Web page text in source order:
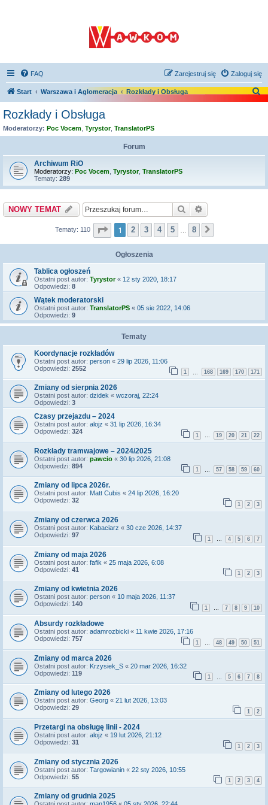
FAQ Zaloguj się
Zarejestruj się
Start Warszawa i Aglomeracja Rozkłady i Obsługa
Rozkłady i Obsługa
Moderatorzy: Poc Vocem Tyrystor, TranslatorPS
Forum
Archiwum RiO
Moderatorzy: Poc Vocem Tyrystor, TranslatorPS
Tematy: 289
NOWY TEMAT Szukaj
Tematy: 110 Strona1 z8
1 2 3 4 5 8
Ogłoszenia
Tablica ogłoszeń
Ostatni post autor: Tyrystor« 12 sty 2020, 18:17
Odpowiedzi: 8
Wątek moderatorski
Ostatni post autor: TranslatorPS « 05 sie 2022, 14:06
Odpowiedzi: 9
Tematy
Koordynacje rozkładów
Ostatni post autor: person « 29 lip 2026, 11:06
Odpowiedzi: 2552
1 168 169 170 171
Zmiany od sierpnia 2026
Ostatni post autor: dzidek « wczoraj, 22:24
Odpowiedzi: 3
Czasy przejazdu – 2024
Ostatni post autor: alojz « 31 lip 2026, 16:34
Odpowiedzi: 324
1 … 19 20 21 22
Rozkłady tramwajowe – 2024/2025
Ostatni post autor: pawcio « 30 lip 2026, 21:08
Odpowiedzi: 894
1 57 58 59 60
Zmiany od lipca 2026r.
Ostatni post autor: Matt Cubis « 24 lip 2026, 16:20
Odpowiedzi: 32
1 2 3
Zmiany od czerwca 2026
Ostatni post autor: Kabaciarz « 30 cze 2026, 14:37
Odpowiedzi: 97
1 … 4 5 6 7
Zmiany od maja 2026
Ostatni post autor: fafik « 25 maja 2026, 6:08
Odpowiedzi: 41
1 2 3
Zmiany od kwietnia 2026
Ostatni post autor: person « 10 maja 2026, 11:37
Odpowiedzi: 140
1 … 7 8 9 10
Absurdy rozkładowe
Ostatni post autor: adamrozbicki « 11 kwie 2026, 17:16
Odpowiedzi: 757
1 … 48 49 50 51
Zmiany od marca 2026
Ostatni post autor: Krzysiek_S « 20 mar 2026, 16:32
Odpowiedzi: 119
1 5 6 7 8
Zmiany od lutego 2026
Ostatni post autor: Georg « 21 lut 2026, 13:03
Odpowiedzi: 29
1 2
Przetargi na obsługę linii - 2024
Ostatni post autor: alojz « 19 lut 2026, 21:12
Odpowiedzi: 31
1 2 3
Zmiany od stycznia 2026
Ostatni post autor: Targowianin « 22 sty 2026, 10:55
Odpowiedzi: 55
1 2 3 4
Zmiany od grudnia 2025